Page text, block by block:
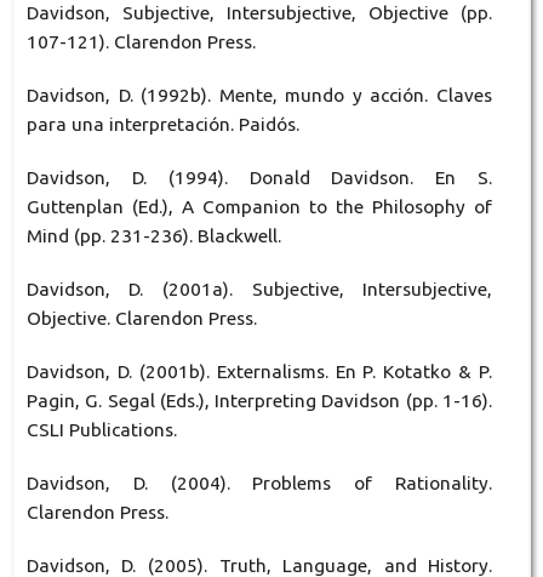
Davidson, Subjective, Intersubjective, Objective (pp.
107-121). Clarendon Press.
Davidson, D. (1992b). Mente, mundo y acción. Claves
para una interpretación. Paidós.
Davidson, D. (1994). Donald Davidson. En S.
Guttenplan (Ed.), A Companion to the Philosophy of
Mind (pp. 231-236). Blackwell.
Davidson, D. (2001a). Subjective, Intersubjective,
Objective. Clarendon Press.
Davidson, D. (2001b). Externalisms. En P. Kotatko & P.
Pagin, G. Segal (Eds.), Interpreting Davidson (pp. 1-16).
CSLI Publications.
Davidson, D. (2004). Problems of Rationality.
Clarendon Press.
Davidson, D. (2005). Truth, Language, and History.